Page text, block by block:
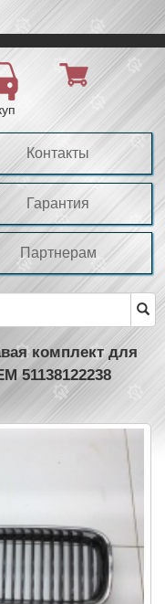
Контакты
Гарантия
Партнерам
комплект для
51138122238